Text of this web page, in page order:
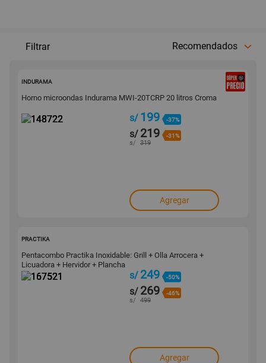
Filtrar Recomendados
INDURAMA
Horno microondas Indurama MWI-20TCRP 20 litros Croma
s/ 199 -37%
s/ 219 -31%
s/ 319
Agregar
PRACTIKA
Pentacombo Practika Inoxidable: Grill + Olla Arrocera +
Licuadora + Hervidor + Plancha
s/ 249 -50%
s/ 269 -46%
s/ 499
Agregar